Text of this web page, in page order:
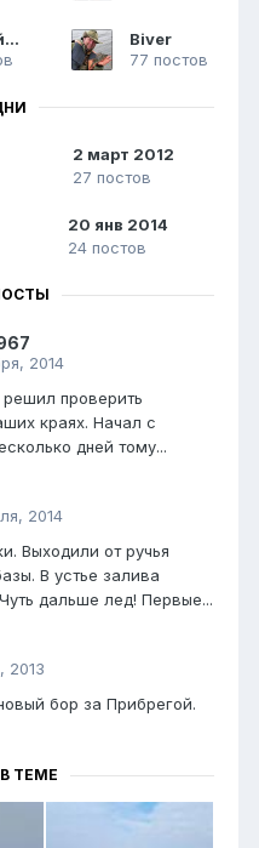
Алексей Г.
Biver
77 постов
2 март 2012
27 постов
20 янв 2014
24 постов
2014
проверить
краях. Начал с
дней тому...
2014
Выходили от ручья
В устье залива
дальше лед! Первые...
2013
бор за Прибрегой.
ТЕМЕ